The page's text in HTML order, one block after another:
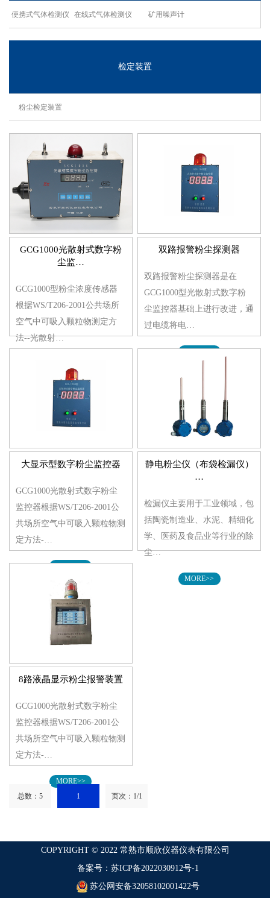
便携式气体检测仪 在线式气体检测仪 矿用噪声计
检定装置
粉尘检定装置
GCG1000光散射式数字粉
尘监…
GCG1000型粉尘浓度传感器
根据WS/T206-2001公共场所
空气中可吸入颗粒物测定方
法--光散射…
双路报警粉尘探测器
双路报警粉尘探测器是在
GCG1000型光散射式数字粉
尘监控器基础上进行改进，通
过电缆将电…
MORE>>
大显示型数字粉尘监控器
GCG1000光散射式数字粉尘
监控器根据WS/T206-2001公
共场所空气中可吸入颗粒物测
定方法-…
MORE>>
静电粉尘仪（布袋检漏仪）
…
检漏仪主要用于工业领域，包
括陶瓷制造业、水泥、精细化
学、医药及食品业等行业的除
尘…
MORE>>
8路液晶显示粉尘报警装置
GCG1000光散射式数字粉尘
监控器根据WS/T206-2001公
共场所空气中可吸入颗粒物测
定方法-…
MORE>>
总数：5
1 页次：1/1
COPYRIGHT © 2022 常熟市顺欣仪器仪表有限公司
备案号：苏ICP备2022030912号-1
苏公网安备32058102001422号